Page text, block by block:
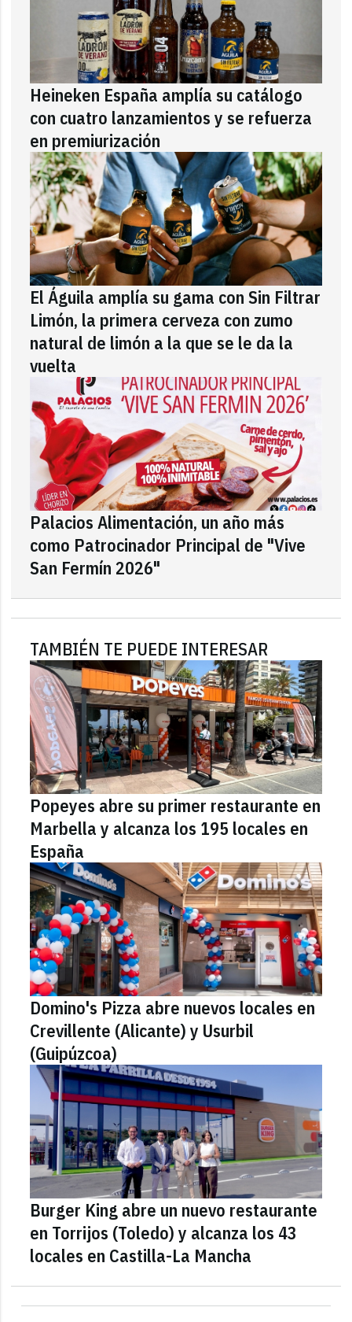
Heineken España amplía su catálogo
con cuatro lanzamientos y se refuerza
en premiurización
El Águila amplía su gama con Sin Filtrar
Limón, la primera cerveza con zumo
natural de limón a la que se le da la
vuelta
Palacios Alimentación, un año más
como Patrocinador Principal de "Vive
San Fermín 2026"
TAMBIÉN TE PUEDE INTERESAR
Popeyes abre su primer restaurante en
Marbella y alcanza los 195 locales en
España
Domino's Pizza abre nuevos locales en
Crevillente (Alicante) y Usurbil
(Guipúzcoa)
Burger King abre un nuevo restaurante
en Torrijos (Toledo) y alcanza los 43
locales en Castilla-La Mancha